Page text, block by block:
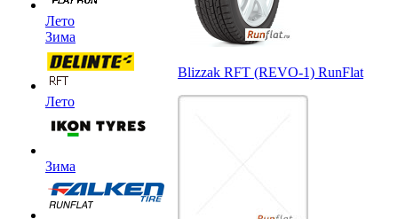
Лето
Зима
Лето
Зима
Blizzak RFT (REVO-1) RunFlat